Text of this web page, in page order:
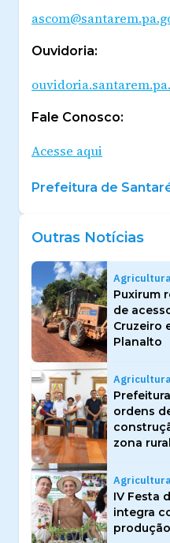
Ouvidoria:
Fale Conosco:
Acesse aqui
Prefeitura de
Outras Notícias
Puxirum
de
Cruzeiro
Planalto
ordens
zona rural
IV Festa
integra